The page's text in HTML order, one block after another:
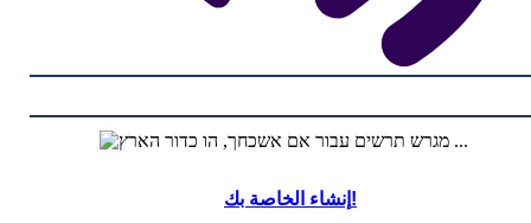
إنشاء الخاصة بك!